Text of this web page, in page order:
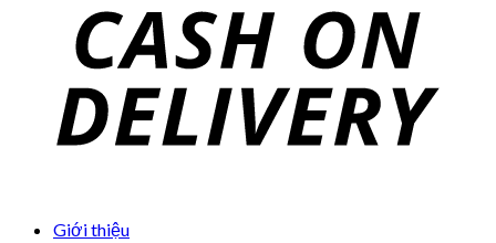
Giới thiệu